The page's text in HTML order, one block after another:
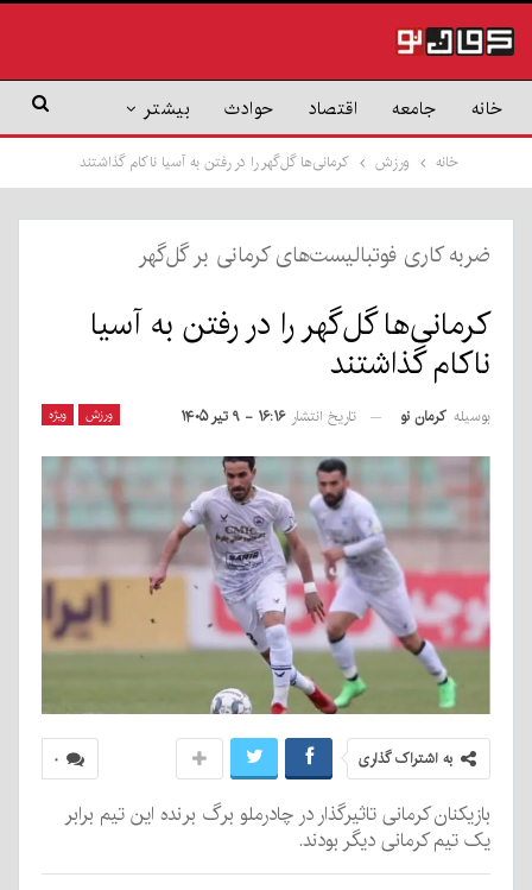
خانه جامعه اقتصاد حوادث بیشتر
خانه ورزش کرمانی‌ها گل‌گهر را در رفتن به آسیا ناکام گذاشتند
ضربه کاری فوتبالیست‌های کرمانی بر گل‌گهر
کرمانی‌ها گل‌گهر را در رفتن به آسیا
ناکام گذاشتند
ورزش ویژه بوسیله کرمان نو تاریخ انتشار ۱۶:۱۶ - ۹ تیر ۱۴۰۵
۰ به اشتراک گذاری
بازیکنان کرمانی تاثیرگذار در چادرملو برگ برنده این تیم برابر
یک تیم کرمانی دیگر بودند.